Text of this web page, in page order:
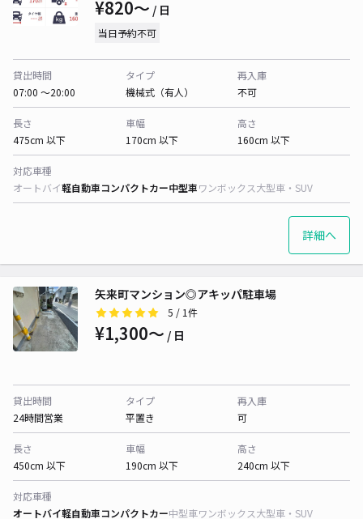
¥820〜 / 日
当日予約不可
貸出時間
07:00 〜20:00
タイプ
機械式（有人）
再入庫
不可
長さ
475cm 以下
車幅
170cm 以下
高さ
160cm 以下
対応車種
オートバイ軽自動車コンパクトカー中型車ワンボックス大型車・SUV
詳細へ
矢来町マンション◎アキッパ駐車場
5 / 1件
¥1,300〜 / 日
貸出時間
24時間営業
タイプ
平置き
再入庫
可
長さ
450cm 以下
車幅
190cm 以下
高さ
240cm 以下
対応車種
オートバイ軽自動車コンパクトカー中型車ワンボックス大型車・SUV